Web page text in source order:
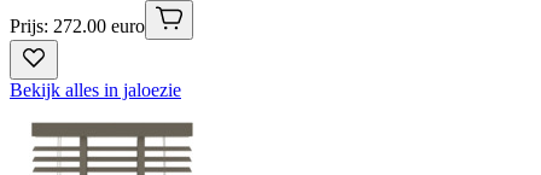
Prijs: 272.00 euro
Bekijk alles in jaloezie